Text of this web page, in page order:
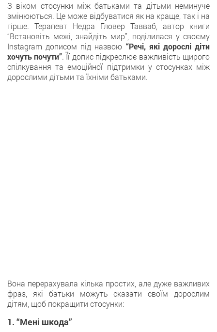
З віком стосунки між батьками та дітьми неминуче
змінюються. Це може відбуватися як на краще, так і на
гірше. Терапевт Недра Гловер Тавваб, автор книги
“Встановіть межі, знайдіть мир”, поділилася у своєму
Instagram дописом під назвою “Речі, які дорослі діти
хочуть почути”. Її допис підкреслює важливість щирого
спілкування та емоційної підтримки у стосунках між
дорослими дітьми та їхніми батьками.
Вона перерахувала кілька простих, але дуже важливих
фраз, які батьки можуть сказати своїм дорослим
дітям, щоб покращити стосунки:
1. “Мені шкода”